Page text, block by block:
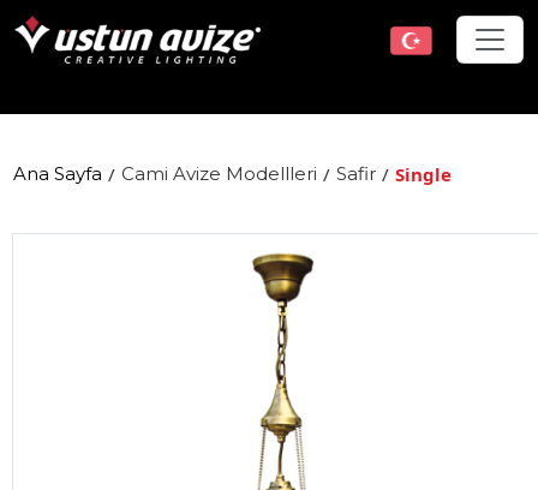
Ana Sayfa / Cami Avize Modellleri / Safir / Single